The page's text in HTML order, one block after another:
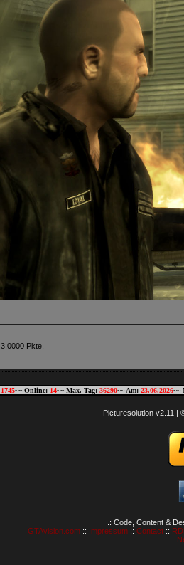
3.0000 Pkte.
1745~~ Online: 14~~ Max. Tag: 36290~~ Am: 23.06.2026~~
Picturesolution v2.11 |
.: Code, Content &
GTAvision.com:: Impressum:: Contact::